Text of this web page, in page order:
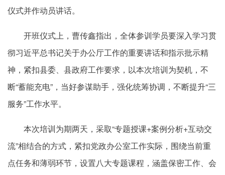
仪式并作动员讲话。
开班仪式上，曹传鑫指出，全体参训学员要深入学习贯
彻习近平总书记关于办公厅工作的重要讲话和指示批示精
神，紧扣县委、县政府工作要求，以本次培训为契机，不
断“蓄能充电”，当好参谋助手，强化统筹协调，不断提升“三
服务”工作水平。
本次培训为期两天，采取“专题授课+案例分析+互动交
流”相结合的方式，紧扣党政办公室工作实际，围绕当前重
点任务和薄弱环节，设置八大专题课程，涵盖保密工作、会